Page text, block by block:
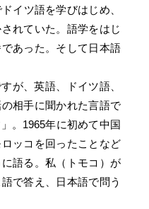
イツ語を学びはじめ、
れていた。語学をはじ
あった。そして日本語
が、英語、ドイツ語、
相手に聞かれた言語で
。1965年に初めて中国
ッコを回ったことなど
語る。私（トモコ）が
で答え、日本語で問う